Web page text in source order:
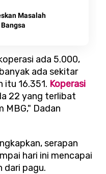
Masalah
ada 5.000,
ada sekitar
itu 16.351. Koperasi
22 yang terlibat
MBG," Dadan
serapan
hari ini mencapai
dari pagu.